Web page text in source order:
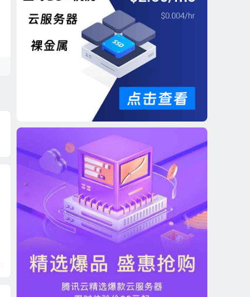
无需插件设置WordPr
ess面包屑导航通用代
禁止WordPress发布
重复文件 检测标题一